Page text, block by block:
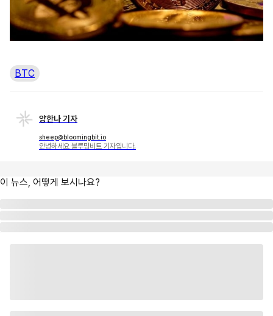
BTC
양한나 기자
sheep@bloomingbit.io
안녕하세요 블루밍비트 기자입니다.
이 뉴스, 어떻게 보시나요?